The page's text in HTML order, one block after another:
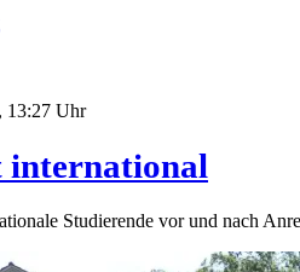
13:27 Uhr
international
Studierende vor und nach